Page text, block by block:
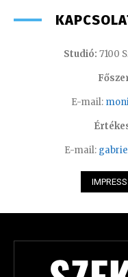
Studió: 7100
E-mail:
E-mail: